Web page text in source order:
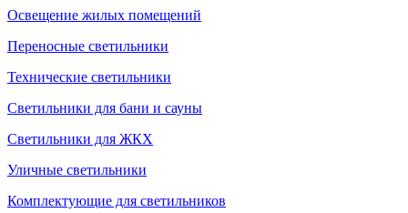
Освещение жилых помещений
Переносные светильники
Технические светильники
Светильники для бани и сауны
Светильники для ЖКХ
Уличные светильники
Комплектующие для светильников